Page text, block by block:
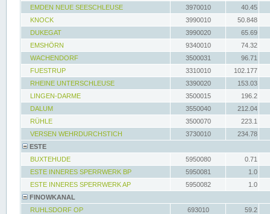
EMDEN NEUE SEESCHLEUSE
3970010
40.45
KNOCK
3990010
50.848
DUKEGAT
3990020
65.69
EMSHÖRN
9340010
74.32
WACHENDORF
3500031
96.71
FUESTRUP
3310010
102.177
RHEINE UNTERSCHLEUSE
3390020
153.03
LINGEN-DARME
3500015
196.2
DALUM
3550040
212.04
RÜHLE
3500070
223.1
VERSEN WEHRDURCHSTICH
3730010
234.78
ESTE
BUXTEHUDE
5950080
0.71
ESTE INNERES SPERRWERK BP
5950081
1.0
ESTE INNERES SPERRWERK AP
5950082
1.0
FINOWKANAL
RUHLSDORF OP
693010
59.2